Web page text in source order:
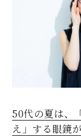
50代の夏は、
え」する眼鏡